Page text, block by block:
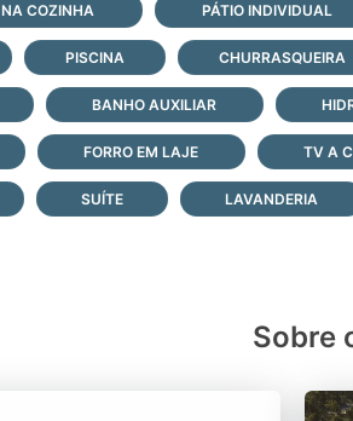
COZINHA PÁTIO INDIVIDUAL
PISCINA CHURRASQUEIRA
BANHO AUXILIAR
FORRO EM LAJE TV A
SUÍTE LAVANDERIA
Sobre